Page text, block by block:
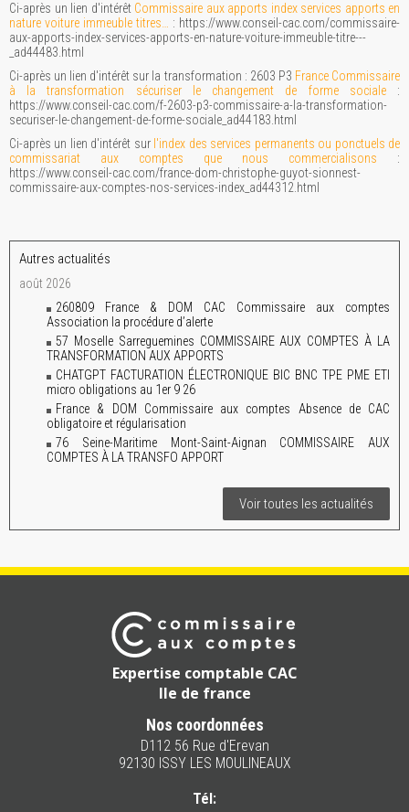
Ci-après un lien d'intérêt Commissaire aux apports index services apports en
nature voiture immeuble titres…
: https://www.conseil-cac.com/commissaire-
aux-apports-index-services-apports-en-nature-voiture-immeuble-titre---
_ad44483.html
Ci-après un lien d'intérêt sur la transformation : 2603 P3 France Commissaire
à la transformation sécuriser le changement de forme sociale:
https://www.conseil-cac.com/f-2603-p3-commissaire-a-la-transformation-
securiser-le-changement-de-forme-sociale_ad44183.html
Ci-après un lien d'intérêt sur l'index des services permanents ou ponctuels de
commissariat aux comptes que nous commercialisons :
https://www.conseil-cac.com/france-dom-christophe-guyot-sionnest-
commissaire-aux-comptes-nos-services-index_ad44312.html
Autres actualités
août 2026
260809 France & DOM CAC Commissaire aux comptes
Association la procédure d’alerte
57 Moselle Sarreguemines COMMISSAIRE AUX COMPTES À LA
TRANSFORMATION AUX APPORTS
CHATGPT FACTURATION ÉLECTRONIQUE BIC BNC TPE PME ETI
micro obligations au 1er 9 26
France & DOM Commissaire aux comptes Absence de CAC
obligatoire et régularisation
76 Seine-Maritime Mont-Saint-Aignan COMMISSAIRE AUX
COMPTES À LA TRANSFO APPORT
Voir toutes les actualités
Expertise comptable CAC
Ile de france
Nos coordonnées
D112 56 Rue d'Erevan
92130 ISSY LES MOULINEAUX
Tél: